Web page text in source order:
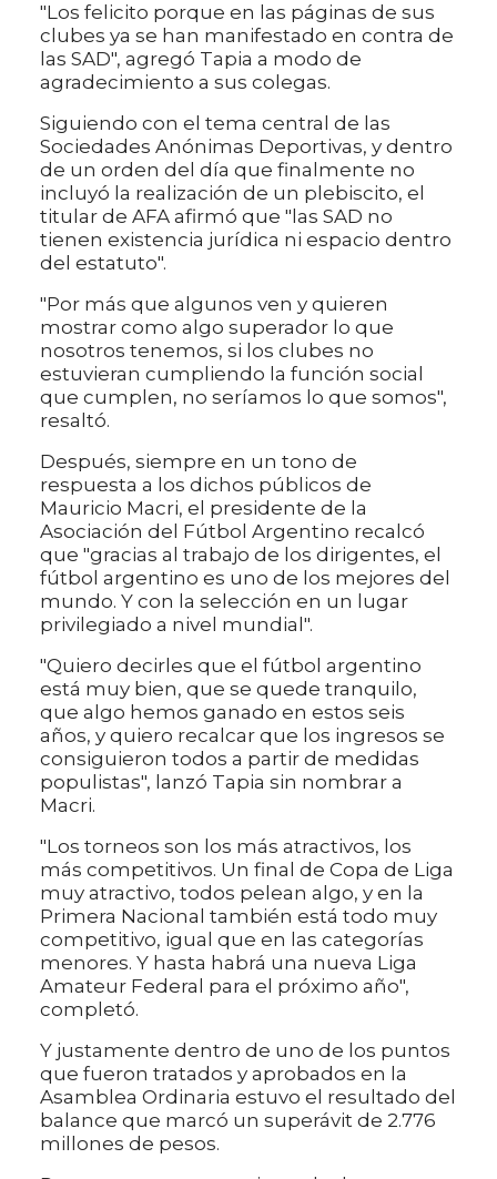
"Los felicito porque en las páginas de sus
clubes ya se han manifestado en contra de
las SAD", agregó Tapia a modo de
agradecimiento a sus colegas.
Siguiendo con el tema central de las
Sociedades Anónimas Deportivas, y dentro
de un orden del día que finalmente no
incluyó la realización de un plebiscito, el
titular de AFA afirmó que "las SAD no
tienen existencia jurídica ni espacio dentro
del estatuto".
"Por más que algunos ven y quieren
mostrar como algo superador lo que
nosotros tenemos, si los clubes no
estuvieran cumpliendo la función social
que cumplen, no seríamos lo que somos",
resaltó.
Después, siempre en un tono de
respuesta a los dichos públicos de
Mauricio Macri, el presidente de la
Asociación del Fútbol Argentino recalcó
que "gracias al trabajo de los dirigentes, el
fútbol argentino es uno de los mejores del
mundo. Y con la selección en un lugar
privilegiado a nivel mundial".
"Quiero decirles que el fútbol argentino
está muy bien, que se quede tranquilo,
que algo hemos ganado en estos seis
años, y quiero recalcar que los ingresos se
consiguieron todos a partir de medidas
populistas", lanzó Tapia sin nombrar a
Macri.
"Los torneos son los más atractivos, los
más competitivos. Un final de Copa de Liga
muy atractivo, todos pelean algo, y en la
Primera Nacional también está todo muy
competitivo, igual que en las categorías
menores. Y hasta habrá una nueva Liga
Amateur Federal para el próximo año",
completó.
Y justamente dentro de uno de los puntos
que fueron tratados y aprobados en la
Asamblea Ordinaria estuvo el resultado del
balance que marcó un superávit de 2.776
millones de pesos.